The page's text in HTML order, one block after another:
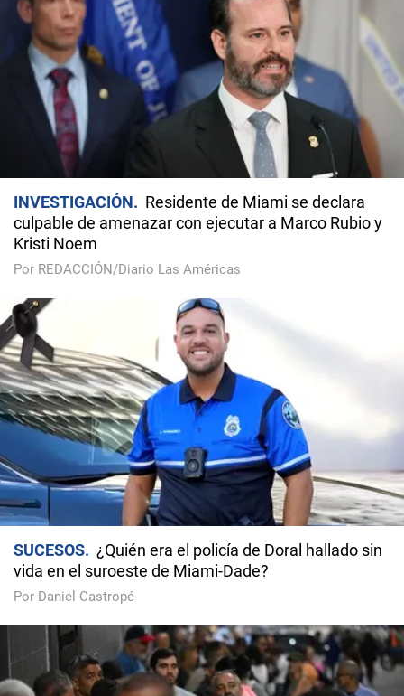
INVESTIGACIÓN
Residente de Miami se declara
culpable de amenazar con ejecutar a Marco Rubio y
Kristi Noem
Por REDACCIÓN/Diario Las Américas
SUCESOS
¿Quién era el policía de Doral hallado sin
vida en el suroeste de Miami-Dade?
Por Daniel Castropé